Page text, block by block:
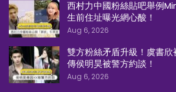
西村力中國粉絲貼吧舉例
生前住址曝光網心酸！
Aug 6, 2026
雙方粉絲矛盾升級！虞書欣
傳侯明昊被警方約談！
Aug 6, 2026